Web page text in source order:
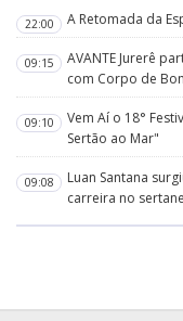
22:00 A Retomada da
09:15
AVANTE Jurerê
com Corpo de
09:10
Vem Aí o 18°
Sertão ao Mar"
09:08
Luan Santana
carreira no